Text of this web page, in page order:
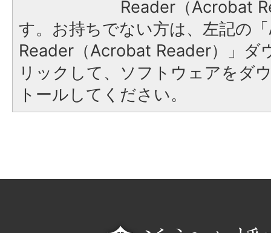
Reader（Acrobat
す。お持ちでない方は、左記の
Reader（Acrobat Reader）」ダ
リックして、ソフトウェアをダ
トールしてください。